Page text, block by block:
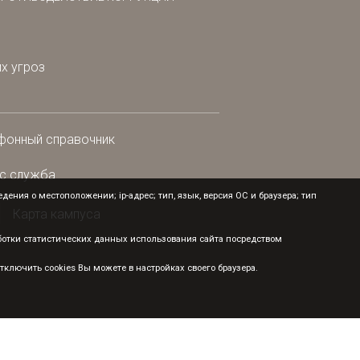
угроз
справочник
служба
Карта кампуса
о местоположении; ip-адрес; тип, язык, версия ОС и браузера; тип
статистических данных использования сайта посредством
cookies Вы можете в настройках своего браузера.